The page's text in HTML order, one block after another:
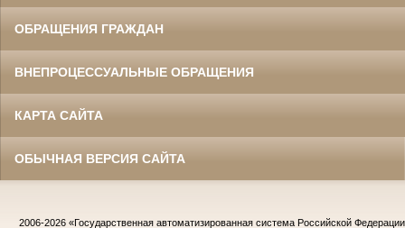
ОБРАЩЕНИЯ ГРАЖДАН
ВНЕПРОЦЕССУАЛЬНЫЕ ОБРАЩЕНИЯ
КАРТА САЙТА
ОБЫЧНАЯ ВЕРСИЯ САЙТА
2006-2026 «Государственная автоматизированная система Российской